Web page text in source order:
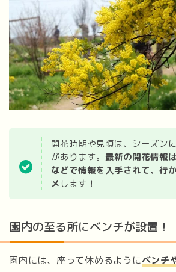
開花時期や見頃は、シーズン
があります。 最新の開花情報
などで情報を入手されて、行
メ します！
園内の至る所にベンチが設置！
園内には、座って休めるようにベンチ